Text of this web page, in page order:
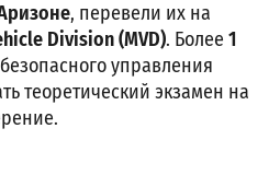
, перевели их на
Division (MVD). Более 1
управления
теоретический экзамен на